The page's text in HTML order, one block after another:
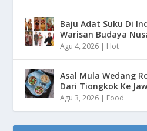
Baju Adat Suku Di
Warisan Budaya
Agu 4, 2026 | Hot
Asal Mula Wedang
Dari Tiongkok Ke
Agu 3, 2026 | Food